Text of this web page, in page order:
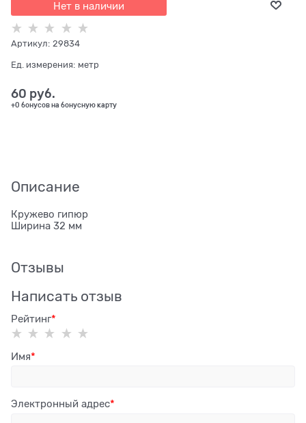
Нет в наличии
Артикул: 29834
Ед. измерения: метр
60 руб.
+0 бонусов на бонусную карту
Описание
Кружево гипюр
Ширина 32 мм
Отзывы
Написать отзыв
Рейтинг
Имя
Электронный адрес